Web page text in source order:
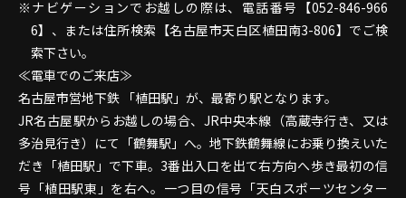
ナビゲーションでお越しの際は、電話番号【052-846-966
6】、または住所検索【名古屋市天白区植田南3-806】でご検
索下さい。
≪電車でのご来店≫
名古屋市営地下鉄 「植田駅」が、最寄り駅となります。
JR名古屋駅からお越しの場合、JR中央本線（高蔵寺行き、又は
多治見行き）にて「鶴舞駅」へ。地下鉄鶴舞線にお乗り換えいた
だき「植田駅」で下車。3番出入口を出て右方向へ歩き最初の信
号「植田駅東」を右へ。一つ目の信号「天白スポーツセンター